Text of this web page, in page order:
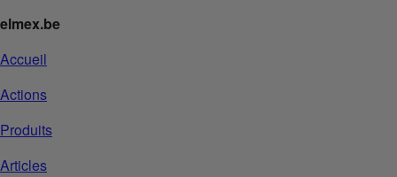
elmex.be
Accueil
Actions
Produits
Articles